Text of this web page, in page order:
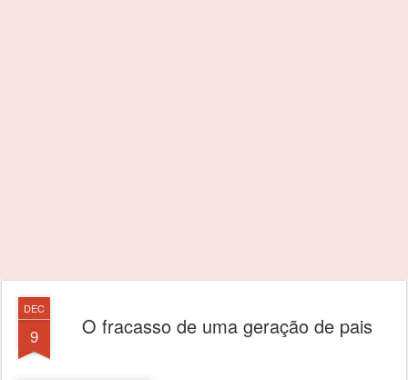
DEC
9 O fracasso de uma geração de pais